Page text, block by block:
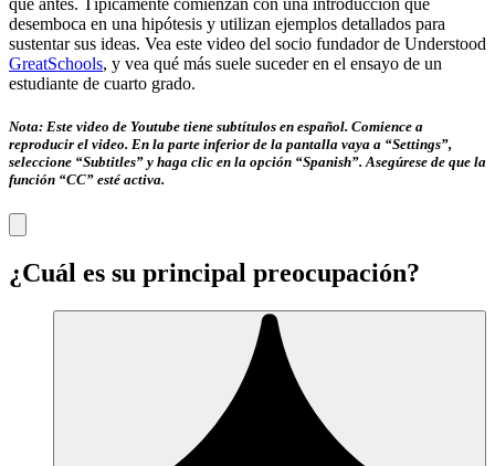
que antes. Típicamente comienzan con una introducción que
desemboca en una hipótesis y utilizan ejemplos detallados para
sustentar sus ideas. Vea este video del socio fundador de Understood
GreatSchools, y vea qué más suele suceder en el ensayo de un
estudiante de cuarto grado.
Nota: Este video de Youtube tiene subtítulos en español. Comience a
reproducir el video. En la parte inferior de la pantalla vaya a “Settings”,
seleccione “Subtitles” y haga clic en la opción “Spanish”. Asegúrese de que la
función “CC” esté activa.
¿Cuál es su principal preocupación?